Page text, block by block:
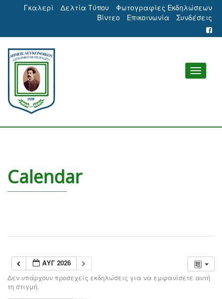
Γκαλερί Δελτία Τύπου
Φωτογραφίες Εκδηλώσεων
Βίντεο
Επικοινωνία Συνδέσεις
Calendar
ΑΥΓ 2026
Δεν υπάρχουν προσεχείς εκδηλώσεις για να εμφανίσετε αυτή
τη στιγμή.